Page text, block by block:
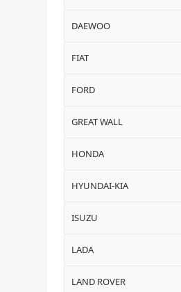
DAEWOO
FIAT
FORD
GREAT WALL
HONDA
HYUNDAI-KIA
ISUZU
LADA
LAND ROVER